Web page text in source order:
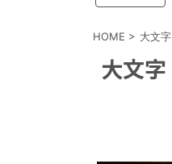
HOME > 大文字
大文字